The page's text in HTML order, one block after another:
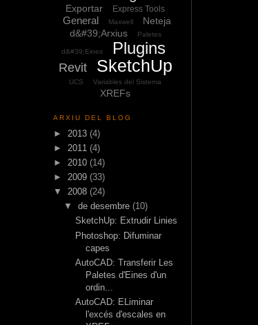
Exportar Express Tools
General Maxwell
Neteja
d&#39;Arxius
Paletes
d&#39;Eines Plugins
Revit SketchUp
UCS Variables del Sistema
XREFs
ARXIU DEL BLOG
► 2013 (4)
► 2011 (4)
► 2010 (14)
► 2009 (33)
▼ 2008 (24)
▼de desembre(10)
SketchUp: Extrudir Linies
Photoshop: Difuminar
capes
AutoCAD: Transferir Les
Paletes d'Eines d'un
ordin...
AutoCAD: ELiminar
l'excés d'escales en